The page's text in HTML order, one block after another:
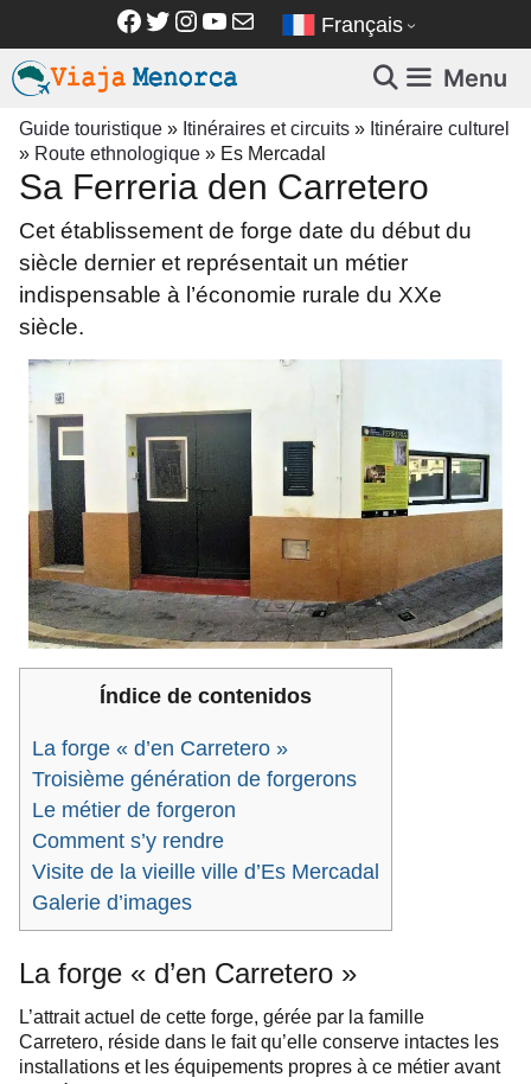
contenu
Facebook
Twitter
Instagram
YouTube
E-mail Français
Menu
Guide touristique » Itinéraires et circuits » Itinéraire culturel
» Route ethnologique » Es Mercadal
Sa Ferreria den Carretero
Cet établissement de forge date du début du
siècle dernier et représentait un métier
indispensable à l’économie rurale du XXe
siècle.
Índice de contenidos
La forge « d’en Carretero »
Troisième génération de forgerons
Le métier de forgeron
Comment s’y rendre
Visite de la vieille ville d’Es Mercadal
Galerie d’images
La forge « d’en Carretero »
L’attrait actuel de cette forge, gérée par la famille
Carretero, réside dans le fait qu’elle conserve intactes les
installations et les équipements propres à ce métier avant